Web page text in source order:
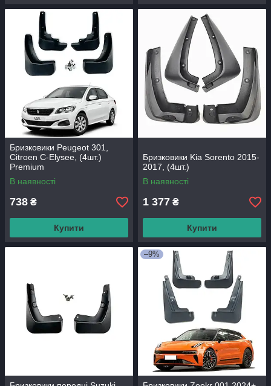
Бризковики Peugeot 301,
Citroen C-Elysee, (4шт.)
Premium
В наявності
738 ₴
Купити
Бризковики Kia Sorento 2015-
2017, (4шт.)
В наявності
1 377 ₴
Купити
–9%